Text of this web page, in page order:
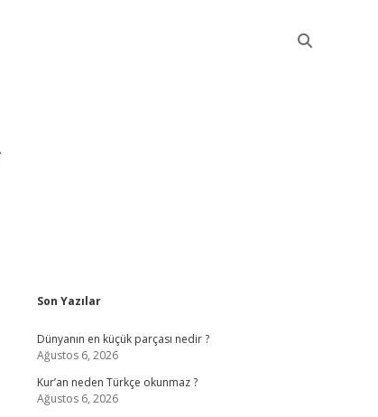
Sidebar
Son Yazılar
Dünyanın en küçük parçası nedir ?
Ağustos 6, 2026
Kur’an neden Türkçe okunmaz ?
Ağustos 6, 2026